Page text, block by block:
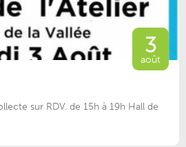
3
août
sur RDV. de 15h à 19h Hall de